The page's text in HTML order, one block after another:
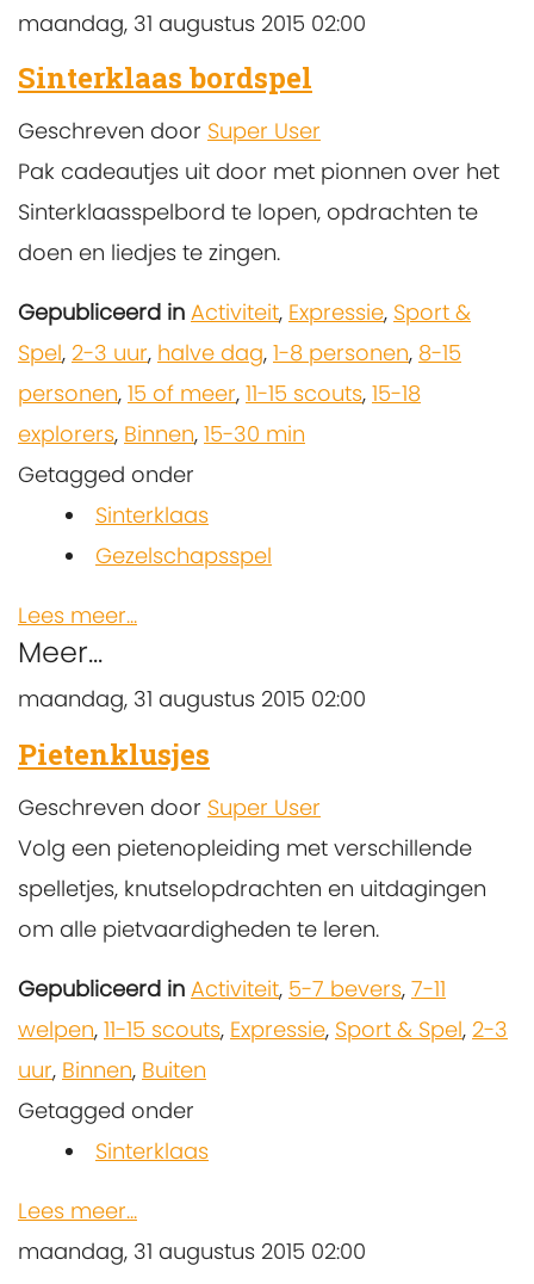
maandag, 31 augustus 2015 02:00
Sinterklaas bordspel
Geschreven door Super User
Pak cadeautjes uit door met pionnen over het
Sinterklaasspelbord te lopen, opdrachten te
doen en liedjes te zingen.
Gepubliceerd in Activiteit, Expressie, Sport &
Spel, 2-3 uur, halve dag, 1-8 personen, 8-15
personen, 15 of meer, 11-15 scouts, 15-18
explorers, Binnen, 15-30 min
Getagged onder
Sinterklaas
Gezelschapsspel
Lees meer...
Meer...
maandag, 31 augustus 2015 02:00
Pietenklusjes
Geschreven door Super User
Volg een pietenopleiding met verschillende
spelletjes, knutselopdrachten en uitdagingen
om alle pietvaardigheden te leren.
Gepubliceerd in Activiteit, 5-7 bevers, 7-11
welpen, 11-15 scouts, Expressie, Sport & Spel, 2-3
uur, Binnen, Buiten
Getagged onder
Sinterklaas
Lees meer...
maandag, 31 augustus 2015 02:00